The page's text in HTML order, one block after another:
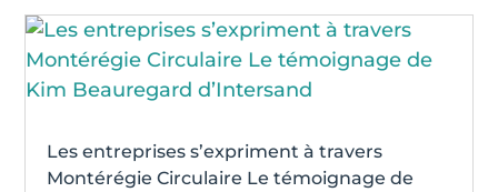
Les entreprises s’expriment à travers
Montérégie Circulaire Le témoignage de